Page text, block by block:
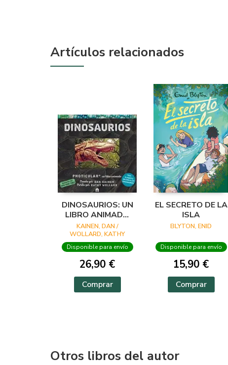
Artículos relacionados
DINOSAURIOS: UN
LIBRO ANIMADO
EN PHOTICULAR
KAINEN, DAN /
WOLLARD, KATHY
Disponible para envío
26,90 €
Comprar
EL SECRETO DE LA
ISLA
BLYTON, ENID
Disponible para envío
15,90 €
Comprar
Otros libros del autor